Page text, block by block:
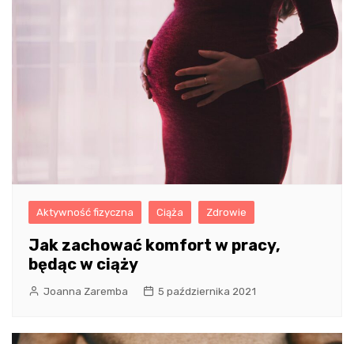
Aktywność fizyczna Ciąża Zdrowie
Jak zachować komfort w pracy,
będąc w ciąży
Joanna Zaremba 5 października 2021